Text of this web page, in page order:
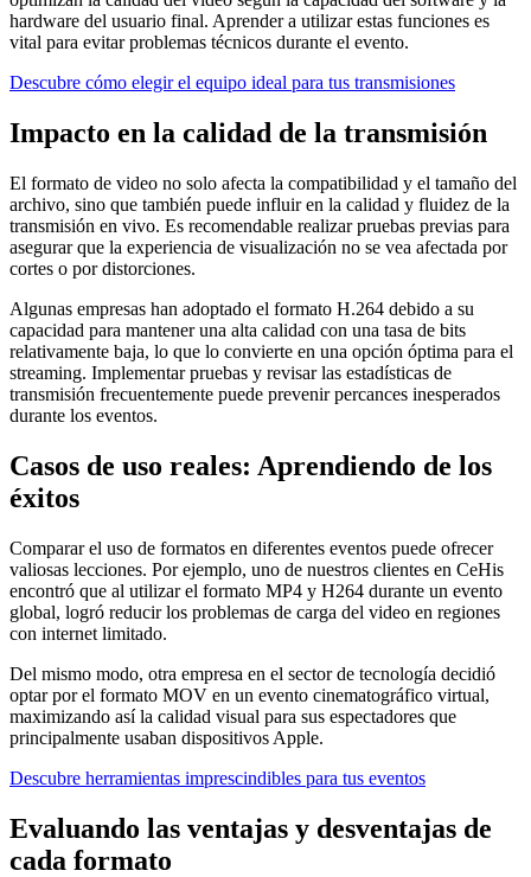
hardware del usuario final. Aprender a utilizar estas funciones es
vital para evitar problemas técnicos durante el evento.
Descubre cómo elegir el equipo ideal para tus transmisiones
Impacto en la calidad de la transmisión
El formato de video no solo afecta la compatibilidad y el tamaño del
archivo, sino que también puede influir en la calidad y fluidez de la
transmisión en vivo. Es recomendable realizar pruebas previas para
asegurar que la experiencia de visualización no se vea afectada por
cortes o por distorciones.
Algunas empresas han adoptado el formato H.264 debido a su
capacidad para mantener una alta calidad con una tasa de bits
relativamente baja, lo que lo convierte en una opción óptima para el
streaming. Implementar pruebas y revisar las estadísticas de
transmisión frecuentemente puede prevenir percances inesperados
durante los eventos.
Casos de uso reales: Aprendiendo de los
éxitos
Comparar el uso de formatos en diferentes eventos puede ofrecer
valiosas lecciones. Por ejemplo, uno de nuestros clientes en CeHis
encontró que al utilizar el formato MP4 y H264 durante un evento
global, logró reducir los problemas de carga del video en regiones
con internet limitado.
Del mismo modo, otra empresa en el sector de tecnología decidió
optar por el formato MOV en un evento cinematográfico virtual,
maximizando así la calidad visual para sus espectadores que
principalmente usaban dispositivos Apple.
Descubre herramientas imprescindibles para tus eventos
Evaluando las ventajas y desventajas de
cada formato